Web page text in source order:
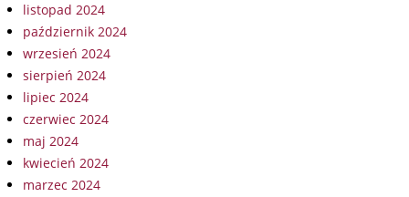
listopad 2024
październik 2024
wrzesień 2024
sierpień 2024
lipiec 2024
czerwiec 2024
maj 2024
kwiecień 2024
marzec 2024